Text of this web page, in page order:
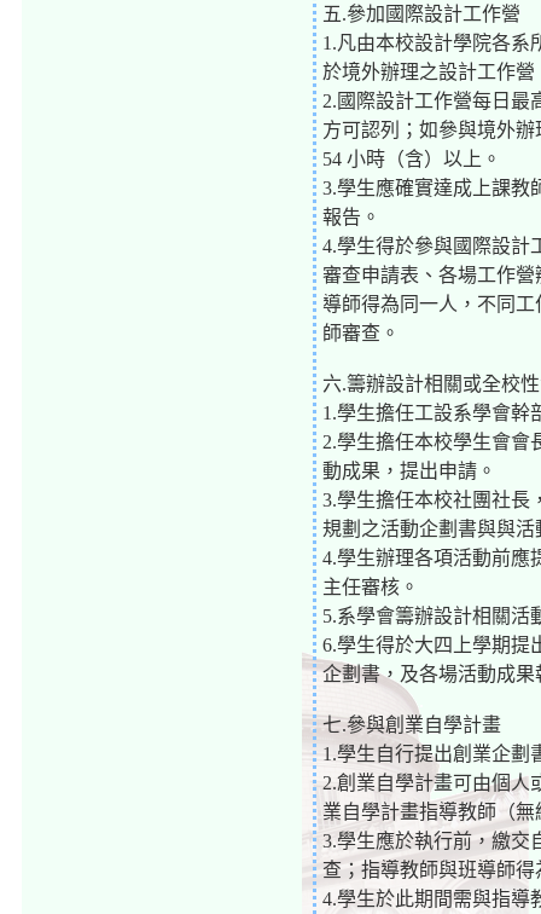
五.參加國際設計工作營
1.凡由本校設計學院各系
於境外辦理之設計工作
2.國際設計工作營每日最
方可認列；如參與境外
54 小時（含）以上。
3.學生應確實達成上課教
報告。
4.學生得於參與國際設計
審查申請表、各場工作
導師得為同一人，不同
師審查。
六.籌辦設計相關或全校
1.學生擔任工設系學會幹
2.學生擔任本校學生會會
動成果，提出申請。
3.學生擔任本校社團社長
規劃之活動企劃書與與
4.學生辦理各項活動前應
主任審核。
5.系學會籌辦設計相關活
6.學生得於大四上學期提
企劃書，及各場活動成
七.參與創業自學計畫
1.學生自行提出創業企劃
2.創業自學計畫可由個人
業自學計畫指導教師（無
3.學生應於執行前，繳交
查；指導教師與班導師得
4.學生於此期間需與指導